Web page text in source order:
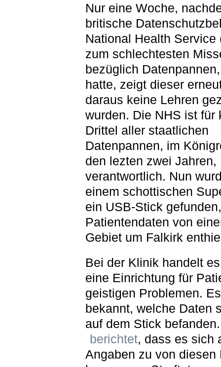
Nur eine Woche,
britische
National Health Service
zum schlechtesten
bezüglich
hatte, zeigt dieser
daraus keine Lehren
wurden. Die NHS ist für
Drittel aller staatlichen
Datenpannen, im
den lezten zwei Jahren,
verantwortlich. Nun
einem schottischen
ein USB-Stick
Patientendaten von
Gebiet um Falkirk
Bei der Klinik handelt
eine Einrichtung für
geistigen Problemen.
bekannt, welche Daten
auf dem Stick
berichtet, dass es sich
Angaben zu von diesen